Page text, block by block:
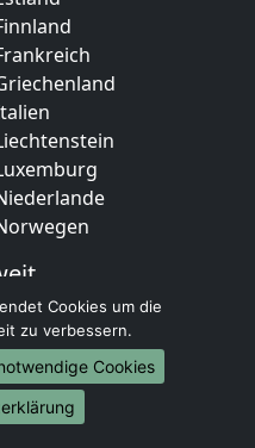
am Main
Cookies um die
zu verbessern.
Cookies